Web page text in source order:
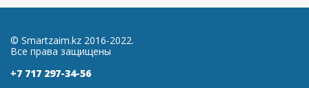
© Smartzaim.kz 2016-2022.
Все права защищены
+7 717 297-34-56